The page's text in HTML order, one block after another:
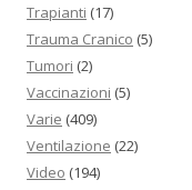
Trapianti (17)
Trauma Cranico (5)
Tumori (2)
Vaccinazioni (5)
Varie (409)
Ventilazione (22)
Video (194)